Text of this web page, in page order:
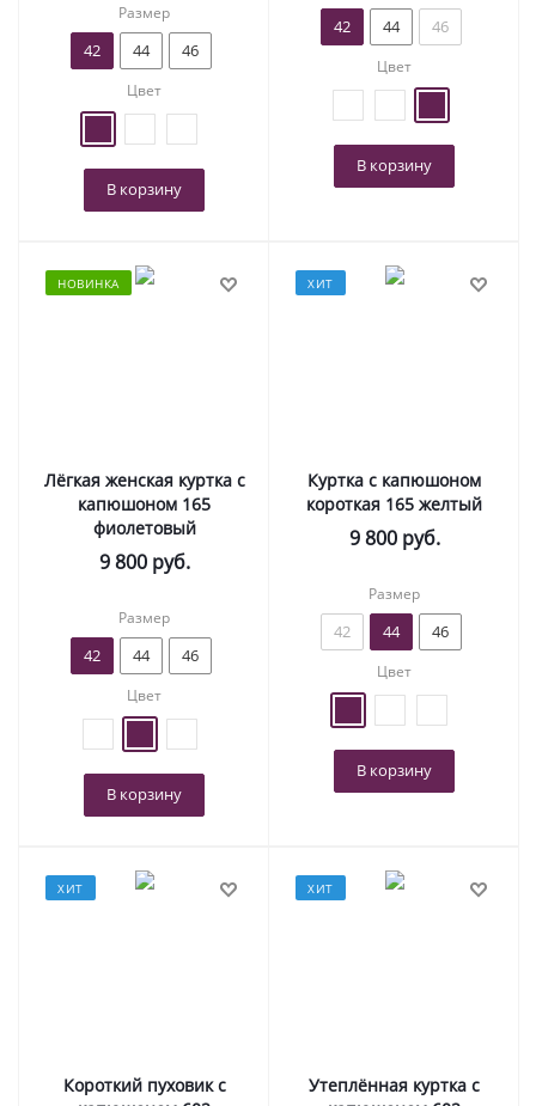
Размер
42 44 46
Цвет
В корзину
42 44 46
Цвет
В корзину
НОВИНКА
Лёгкая женская куртка с
капюшоном 165
фиолетовый
9 800руб.
Размер
42 44 46
Цвет
В корзину
ХИТ
Куртка с капюшоном
короткая 165 желтый
9 800руб.
Размер
42 44 46
Цвет
В корзину
ХИТ
Короткий пуховик с
ХИТ
Утеплённая куртка с